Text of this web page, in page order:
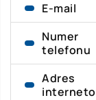
E-mail
Numer
telefonu
Adres